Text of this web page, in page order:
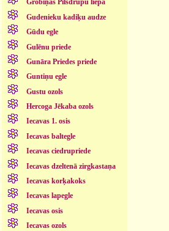
Grobiņas Pilsdrupu liepa
Gudenieku kadiķu audze
Gūdu egle
Gulēnu priede
Gunāra Priedes priede
Guntiņu egle
Gustu ozols
Hercoga Jēkaba ozols
Iecavas 1. osis
Iecavas baltegle
Iecavas ciedrupriede
Iecavas dzeltenā zirgkastaņa
Iecavas korķakoks
Iecavas lapegle
Iecavas osis
Iecavas ozols